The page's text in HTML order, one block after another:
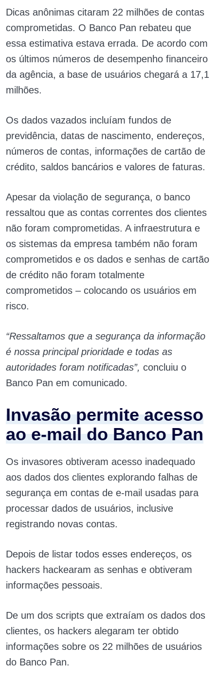
Dicas anônimas citaram 22 milhões de contas
comprometidas. O Banco Pan rebateu que
essa estimativa estava errada. De acordo com
os últimos números de desempenho financeiro
da agência, a base de usuários chegará a 17,1
milhões.
Os dados vazados incluíam fundos de
previdência, datas de nascimento, endereços,
números de contas, informações de cartão de
crédito, saldos bancários e valores de faturas.
Apesar da violação de segurança, o banco
ressaltou que as contas correntes dos clientes
não foram comprometidas. A infraestrutura e
os sistemas da empresa também não foram
comprometidos e os dados e senhas de cartão
de crédito não foram totalmente
comprometidos – colocando os usuários em
risco.
“Ressaltamos que a segurança da informação
é nossa principal prioridade e todas as
autoridades foram notificadas”, concluiu o
Banco Pan em comunicado.
Invasão permite acesso
ao e-mail do Banco Pan
Os invasores obtiveram acesso inadequado
aos dados dos clientes explorando falhas de
segurança em contas de e-mail usadas para
processar dados de usuários, inclusive
registrando novas contas.
Depois de listar todos esses endereços, os
hackers hackearam as senhas e obtiveram
informações pessoais.
De um dos scripts que extraíam os dados dos
clientes, os hackers alegaram ter obtido
informações sobre os 22 milhões de usuários
do Banco Pan.